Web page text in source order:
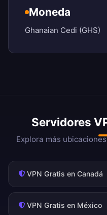
Moneda
Ghanaian Cedi (GHS)
Servidores
Explora más
VPN Gratis en Canadá
VPN Gratis en México